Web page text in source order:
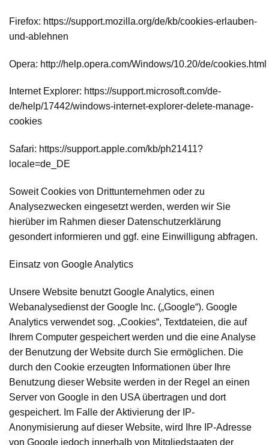
Firefox: https://support.mozilla.org/de/kb/cookies-erlauben-
und-ablehnen
Opera: http://help.opera.com/Windows/10.20/de/cookies.html
Internet Explorer: https://support.microsoft.com/de-
de/help/17442/windows-internet-explorer-delete-manage-
cookies
Safari: https://support.apple.com/kb/ph21411?
locale=de_DE
Soweit Cookies von Drittunternehmen oder zu
Analysezwecken eingesetzt werden, werden wir Sie
hierüber im Rahmen dieser Datenschutzerklärung
gesondert informieren und ggf. eine Einwilligung abfragen.
Einsatz von Google Analytics
Unsere Website benutzt Google Analytics, einen
Webanalysedienst der Google Inc. („Google“). Google
Analytics verwendet sog. „Cookies“, Textdateien, die auf
Ihrem Computer gespeichert werden und die eine Analyse
der Benutzung der Website durch Sie ermöglichen. Die
durch den Cookie erzeugten Informationen über Ihre
Benutzung dieser Website werden in der Regel an einen
Server von Google in den USA übertragen und dort
gespeichert. Im Falle der Aktivierung der IP-
Anonymisierung auf dieser Website, wird Ihre IP-Adresse
von Google jedoch innerhalb von Mitgliedstaaten der